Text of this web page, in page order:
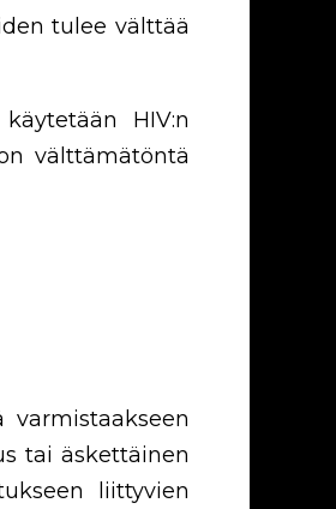
tulee välttää
HIV:n
välttämätöntä
tai äskettäinen
liittyvien